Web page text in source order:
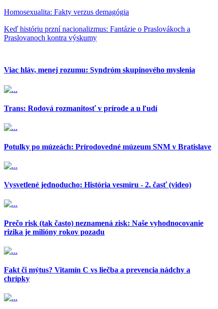
Homosexualita: Fakty verzus demagógia
Keď históriu przní nacionalizmus: Fantázie o Praslovákoch a
Praslovanoch kontra výskumy
Viac hláv, menej rozumu: Syndróm skupinového myslenia
Trans: Rodová rozmanitosť v prírode a u ľudí
Potulky po múzeách: Prírodovedné múzeum SNM v Bratislave
Vysvetlené jednoducho: História vesmíru - 2. časť (video)
Prečo risk (tak často) neznamená zisk: Naše vyhodnocovanie
rizika je milióny rokov pozadu
Fakt či mýtus? Vitamín C vs liečba a prevencia nádchy a
chrípky